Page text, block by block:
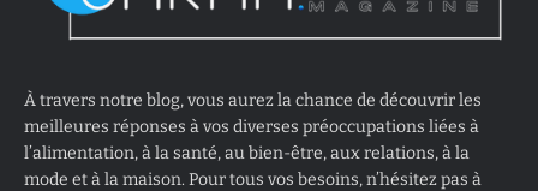
À travers notre blog, vous aurez la chance de découvrir les
meilleures réponses à vos diverses préoccupations liées à
l’alimentation, à la santé, au bien-être, aux relations, à la
mode et à la maison. Pour tous vos besoins, n’hésitez pas à